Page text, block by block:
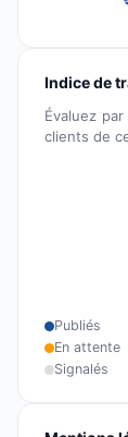
Indice de
Évaluez
clients de
Publiés
En attente
Signalés